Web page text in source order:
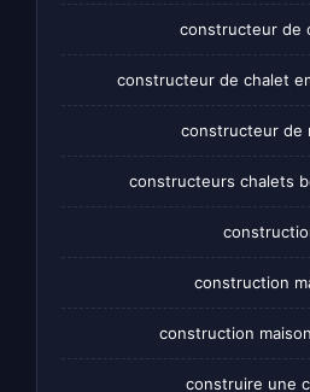
constructeur de
constructeur de chalet
constructeur de
constructeurs chalets
construction
construction
construire une